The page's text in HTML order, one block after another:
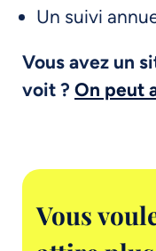
Un suivi
Vous avez un
voit ? On peut
Vous